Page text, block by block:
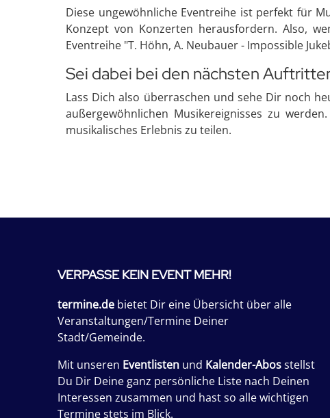
Diese ungewöhnliche Eventreihe ist perfekt für
Konzept von Konzerten herausfordern. Also,
Eventreihe "T. Höhn, A. Neubauer - Impossible
Sei dabei bei den nächsten
Lass Dich also überraschen und sehe Dir noch
außergewöhnlichen Musikereignisses zu
musikalisches Erlebnis zu teilen.
VERPASSE KEIN EVENT MEHR!
termine.de bietet Dir eine Übersicht über alle
Veranstaltungen/Termine Deiner
Stadt/Gemeinde.
Mit unseren Eventlisten und Kalender-Abosstellst
Du Dir Deine ganz persönliche Liste nach Deinen
Interessen zusammen und hast so alle wichtigen
Termine stets im Blick.